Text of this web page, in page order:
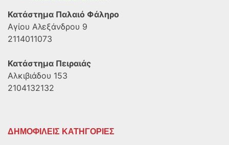
Κατάστημα Παλαιό Φάληρο
Αγίου Αλεξάνδρου 9
2114011073
Κατάστημα Πειραιάς
Αλκιβιάδου 153
2104132132
ΔΗΜΟΦΙΛΕΙΣ ΚΑΤΗΓΟΡΙΕΣ